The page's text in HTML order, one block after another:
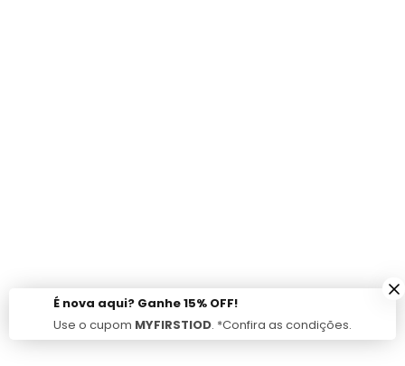
É nova aqui? Ganhe 15% OFF!
Use o cupom MYFIRSTIOD. *Confira as condições.